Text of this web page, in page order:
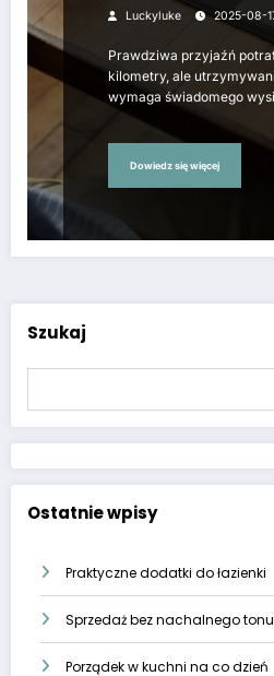
Luckyluke 2025-08-
Prawdziwa przyjaźń
kilometry, ale
wymaga świadomego
Dowiedz się więcej
Szukaj
Ostatnie wpisy
Praktyczne dodatki do łazienki
Sprzedaż bez nachalnego tonu
Porządek w kuchni na co dzień